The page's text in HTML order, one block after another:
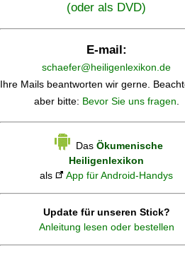
(oder als DVD)
E-mail:
schaefer@heiligenlexikon.de
Ihre Mails beantworten wir gerne.
aber bitte: Bevor Sie uns fragen.
Das Ökumenische
Heiligenlexikon
als
App für Android-Handys
Update für unseren Stick?
Anleitung lesen oder bestellen